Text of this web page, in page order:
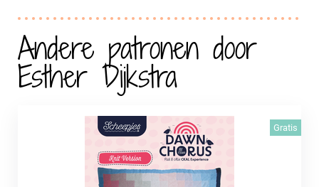
Andere patronen door
Esther Dijkstra
Gratis